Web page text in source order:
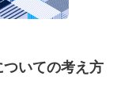
いての考え方